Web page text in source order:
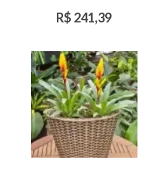
R$ 241,39